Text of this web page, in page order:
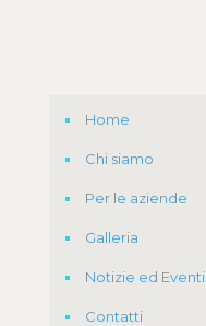
Home
Chi siamo
Per le aziende
Galleria
Notizie ed Eventi
Contatti